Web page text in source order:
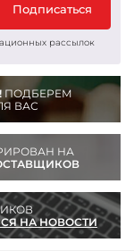
Подписаться
рассылок
ПОДБЕРЕМ
ВАС
НА
НА НОВОСТИ